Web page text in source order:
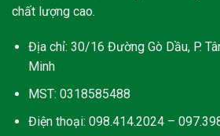
chất lượng cao.
Địa chỉ: 30/16 Đường Gò Dầu, P.
Minh
MST: 0318585488
Điện thoại: 098.414.2024 –